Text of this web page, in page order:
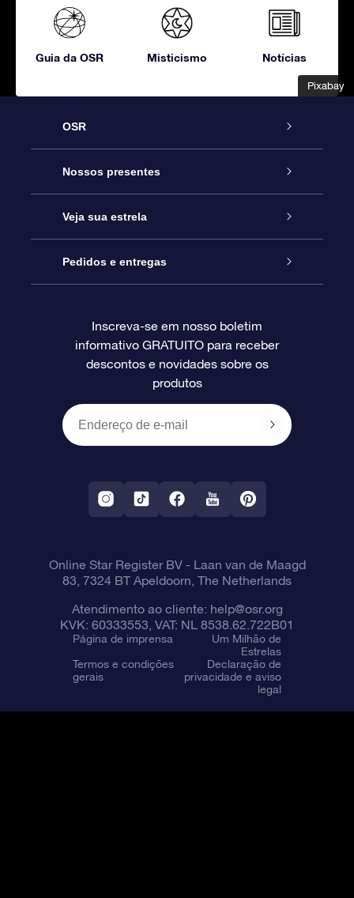
Pixabay
Pixabay
Guia da OSR Misticismo Notícias
OSR
Serviço
Entre em contato conosco
Blog
Avaliações
Nossos presentes
Presente estrelar on-line
Pacote de presente da OSR
O cartão de presente da OSR
Presentes corporativos
Veja sua estrela
Star Register
Página estelar personalizada
Um Milhão de Estrelas
OSR Starsaver
Aplicativo RV Fly me to the stars
Pedidos e entregas
Informações de pagamento
Política de devolução
Constelações
Inscreva-se em nosso boletim
informativo GRATUITO para receber
descontos e novidades sobre os
produtos
Online Star Register BV- Laan van de Maagd
83, 7324 BT Apeldoorn, The Netherlands
Atendimento ao cliente: help@osr.org
KVK: 60333553, VAT: NL 8538.62.722B01
Página de imprensa
Um Milhão de
Estrelas
Termos e condições
gerais
Declaração de
privacidade e aviso
legal